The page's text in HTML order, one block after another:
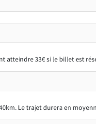
atteindre 33€ si le billet est
Le trajet durera en